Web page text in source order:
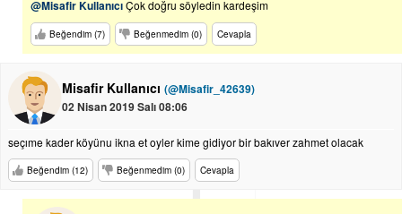
@Misafir KullanıcıÇok doğru söyledin kardeşim
Beğendim (7) Beğenmedim (0) Cevapla
Misafir Kullanıcı (@Misafir_42639)
02 Nisan 2019 Salı 08:06
seçıme kader köyünu ikna et oyler kime gidiyor bir bakıver zahmet olacak
Beğendim (12) Beğenmedim (0) Cevapla